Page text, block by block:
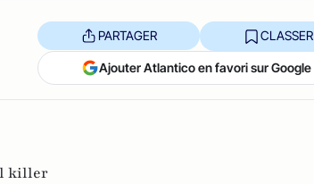
PARTAGER CLASSER
Ajouter Atlantico en favori sur Google
killer